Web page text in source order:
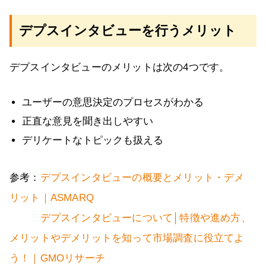
デプスインタビューを行うメリット
デプスインタビューのメリットは次の4つです。
ユーザーの意思決定のプロセスがわかる
正直な意見を聞き出しやすい
デリケートなトピックも扱える
参考： デプスインタビューの概要とメリット・デメ
リット｜ASMARQ
デプスインタビューについて│特徴や進め方、
メリットやデメリットを知って市場調査に役立てよ
う！｜GMOリサーチ